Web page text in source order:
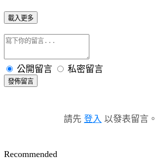
載入更多
公開留言 私密留言
發佈留言
請先 登入 以發表留言。
Recommended